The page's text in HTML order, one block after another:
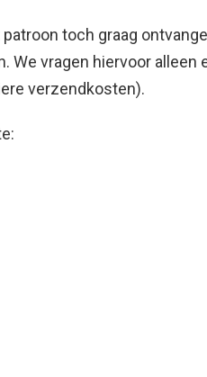
toch graag
We vragen hiervoor alleen
verzendkosten).